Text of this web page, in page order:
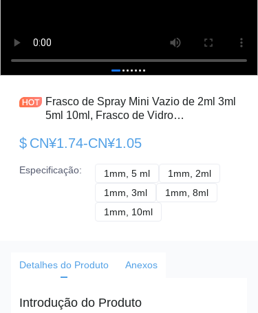
Frasco de Spray Mini Vazio de 2ml 3ml
5ml 10ml, Frasco de Vidro
Perfume, Atomizador de Spray para
$ CN¥1.74-CN¥1.05
Especificação: 1mm, 5 ml 1mm, 5 ml
1mm, 2ml
1mm, 3ml 1mm, 3ml
1mm, 8ml
1mm, 10ml
Detalhes do Produto Anexos
Introdução do Produto